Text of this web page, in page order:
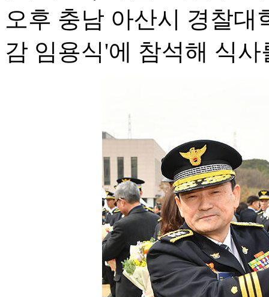
오후 충남 아산시 경찰대
감 임용식'에 참석해 식